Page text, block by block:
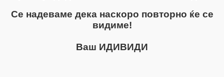
Се надеваме дека наскоро повторно ќе се
видиме!
Ваш ИДИВИДИ